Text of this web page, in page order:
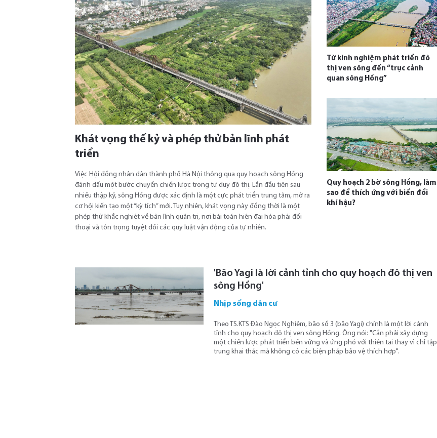
Khát vọng thế kỷ và phép thử bản lĩnh phát
triển
Việc Hội đồng nhân dân thành phố Hà Nội thông qua quy hoạch sông Hồng
đánh dấu một bước chuyển chiến lược trong tư duy đô thị. Lần đầu tiên sau
nhiều thập kỷ, sông Hồng được xác định là một cực phát triển trung tâm, mở ra
cơ hội kiến tạo một “kỳ tích” mới. Tuy nhiên, khát vọng này đồng thời là một
phép thử khắc nghiệt về bản lĩnh quản trị, nơi bài toán hiện đại hóa phải đối
thoại và tôn trọng tuyệt đối các quy luật vận động của tự nhiên.
Từ kinh nghiệm phát triển đô
thị ven sông đến “trục cảnh
quan sông Hồng”
Quy hoạch 2 bờ sông Hồng, làm
sao để thích ứng với biến đổi
khí hậu?
'Bão Yagi là lời cảnh tỉnh cho quy hoạch đô thị ven
sông Hồng'
Nhịp sống dân cư
Theo TS.KTS Đào Ngọc Nghiêm, bão số 3 (bão Yagi) chính là một lời cảnh
tỉnh cho quy hoạch đô thị ven sông Hồng. Ông nói: "Cần phải xây dựng
một chiến lược phát triển bền vững và ứng phó với thiên tai thay vì chỉ tập
trung khai thác mà không có các biện pháp bảo vệ thích hợp".